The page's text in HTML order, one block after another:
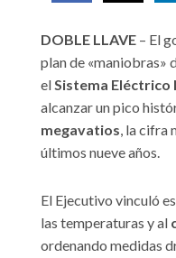
DOBLE LLAVE – El
plan de «maniobras»
elSistema Eléctrico
alcanzar un pico
megavatios, la cifra
últimos nueve años.
El Ejecutivo vinculó
las temperaturas y al
ordenando medidas